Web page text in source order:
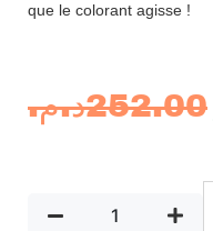
que le colorant agisse !
252.00د.م.